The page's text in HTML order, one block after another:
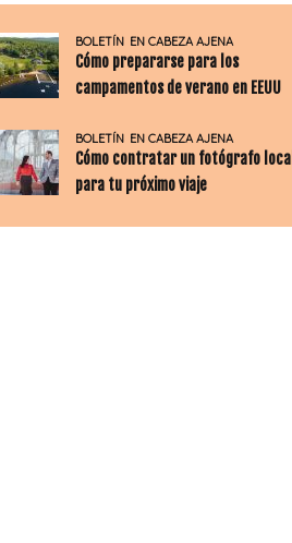
BOLETÍN EN CABEZA AJENA
Cómo prepararse para los
campamentos de verano en EEUU
BOLETÍN EN CABEZA AJENA
Cómo contratar un fotógrafo local
para tu próximo viaje